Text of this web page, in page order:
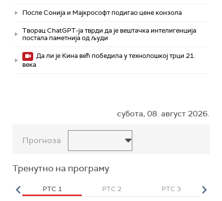
После Сонија и Мајкрософт подигао цене конзола
Творац ChatGPT-ја тврди да је вештачка интелигенција
постала паметнија од људи
Да ли је Кина већ победила у технолошкој трци 21.
века
субота, 08. август 2026.
Прогноза
Тренутно на програму
РТС 1 РТС 2 РТС 3